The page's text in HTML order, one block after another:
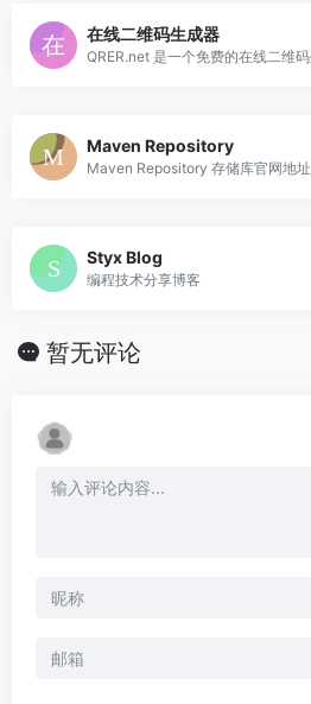
在线二维码生成器
Maven Repository
Maven Repository 存储库官网地址
Styx Blog
编程技术分享博客
暂无评论